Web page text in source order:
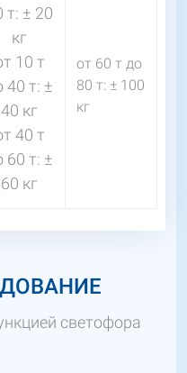
т: ± 20
кг
10 т
40 т: ±
40 кг
40 т
60 т: ±
60 кг
от 60 т до
80 т: ± 100
кг
светофора